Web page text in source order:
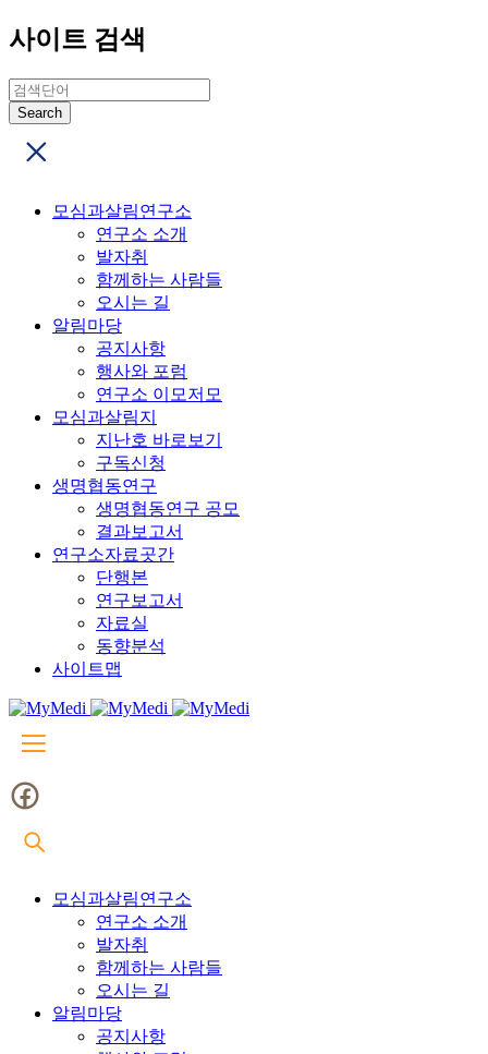
사이트 검색
모심과살림연구소
연구소 소개
발자취
함께하는 사람들
오시는 길
알림마당
공지사항
행사와 포럼
연구소 이모저모
모심과살림지
지난호 바로보기
구독신청
생명협동연구
생명협동연구 공모
결과보고서
연구소자료곳간
단행본
연구보고서
자료실
동향분석
사이트맵
모심과살림연구소
연구소 소개
발자취
함께하는 사람들
오시는 길
알림마당
공지사항